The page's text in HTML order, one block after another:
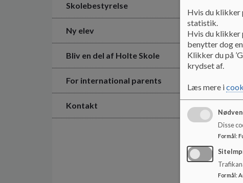
Skolebestyrelse
Ny elev
Bliv en del af Holte Skole
For international parents
Kontakt
Hvis du klikker
statistik.
Hvis du klikker
benytter dog
Klikker du på
krydset af.
Læs mere i
Disse
Formål :
Formål :